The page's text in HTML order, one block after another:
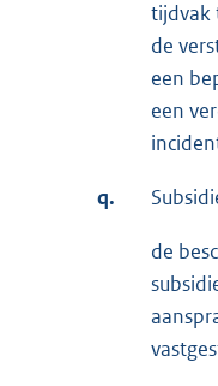
tijdvak
de
een
een
q.
de